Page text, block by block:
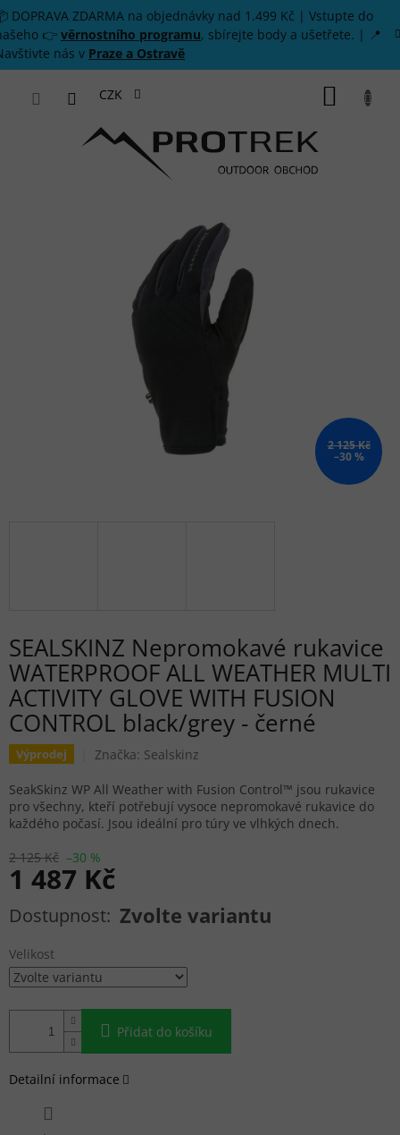
Přejít na obsah
DOPRAVA ZDARMA na objednávky nad 1.499 Kč | Vstupte do
👉 věrnostního programu, sbírejte body a ušetřete. | 📍
nás v Praze a Ostravě
CZK
2 125 Kč
–30 %
SEALSKINZ Nepromokavé rukavice
WATERPROOF ALL WEATHER MULTI
ACTIVITY GLOVE WITH FUSION
CONTROL black/grey - černé
Výprodej Značka: Sealskinz
2 125 Kč –30 %
1 487 Kč
Měrná cena: Zvolte variantu
Velikost
Přidat do košíku
SeakSkinz WP All Weather with Fusion Control™ jsou rukavice
pro všechny, kteří potřebují vysoce nepromokavé rukavice do
každého počasí. Jsou ideální pro túry ve vlhkých dnech.
Detailní informace